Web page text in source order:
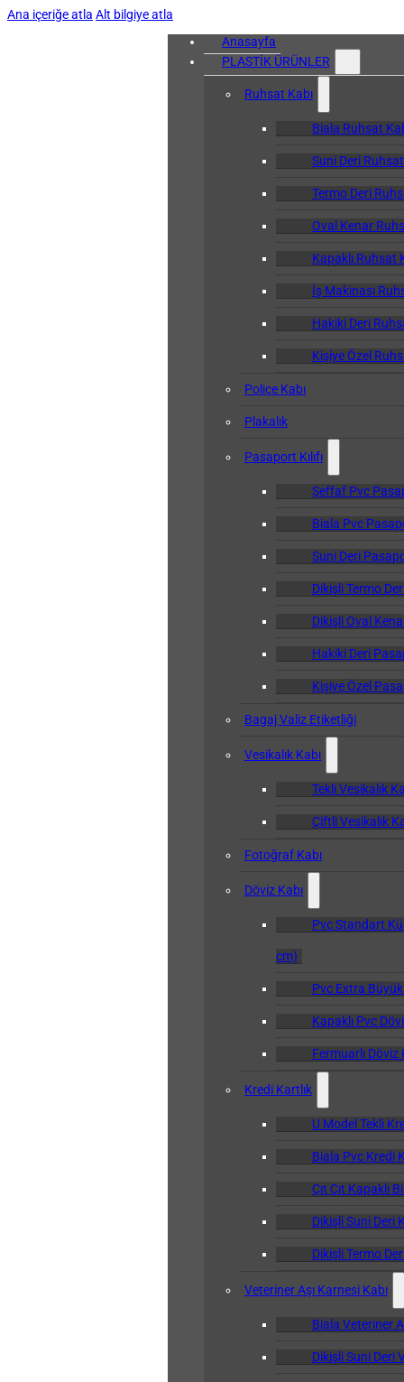
Ana içeriğe atla Alt bilgiye atla
Anasayfa
PLASTİK ÜRÜNLER
Ruhsat Kabı
Biala Ruhsat
Suni Deri Ruhsat
Termo Deri
Oval Kenar
Kapaklı Ruhsat
İş Makinası
Hakiki Deri
Kişiye Özel
Poliçe Kabı
Plakalık
Pasaport Kılıfı
Şeffaf Pvc
Biala Pvc
Suni Deri
Dikişli Termo
Dikişli Oval
Hakiki Deri
Kişiye Özel
Bagaj Valiz Etiketliği
Vesikalık Kabı
Tekli Vesikalık
Çiftli Vesikalık
Fotoğraf Kabı
Döviz Kabı
Pvc Standart
cm)
Pvc Extra
Kapaklı Pvc
Fermuarlı Döviz
Kredi Kartlık
U Model Tekli
Biala Pvc Kredi
Çıt Çıt Kapaklı
Dikişli Suni Deri
Dikişli Termo
Veteriner Aşı Karnesi Kabı
Biala Veteriner
Dikişli Suni Deri